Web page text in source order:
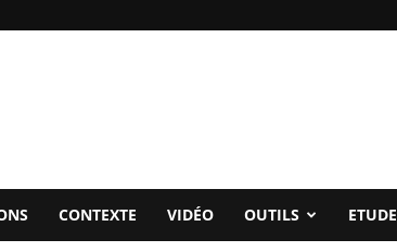
CONTEXTE VIDÉO OUTILS ETUDE